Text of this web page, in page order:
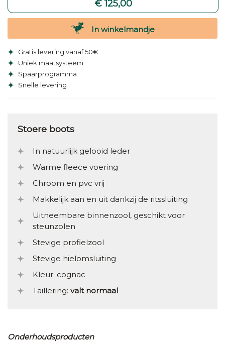
€ 125,00
In winkelmandje
Gratis levering vanaf 50€
Uniek maatsysteem
Spaarprogramma
Snelle levering
Stoere boots
In natuurlijk gelooid leder
Warme fleece voering
Chroom en pvc vrij
Makkelijk aan en uit dankzij de ritssluiting
Uitneembare binnenzool, geschikt voor
steunzolen
Stevige profielzool
Stevige hielomsluiting
Kleur: cognac
Taillering: valt normaal
Onderhoudsproducten